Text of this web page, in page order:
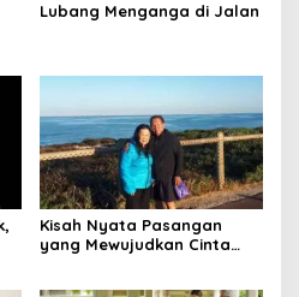
Lubang Menganga di Jalan
Kisah Nyata Pasangan
yang Mewujudkan Cinta